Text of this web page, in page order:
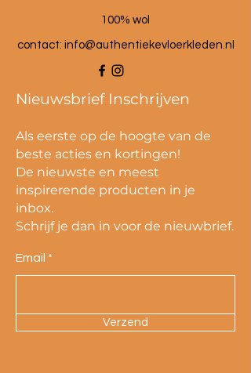
100% wol
contact: info@authentiekevloerkleden.nl
Nieuwsbrief Inschrijven
Als eerste op de hoogte van de
beste acties en kortingen!
De nieuwste en meest
inspirerende producten in je
inbox.
Schrijf je dan in voor de nieuwbrief.
Email
Verzend